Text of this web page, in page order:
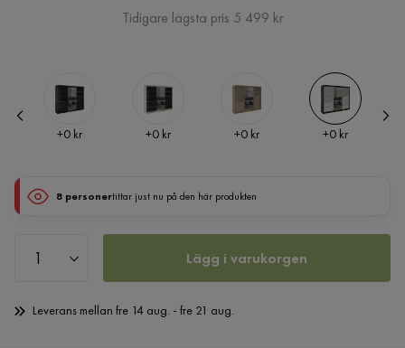
Pris
Tidigare lägsta pris 5 499 kr
Pris
+0 kr Pris
+0 kr Pris
+0 kr Pris
+0 kr
8 personertittar just nu på den här produkten
Lägg i varukorgen
Leverans mellan fre 14 aug. - fre 21 aug.